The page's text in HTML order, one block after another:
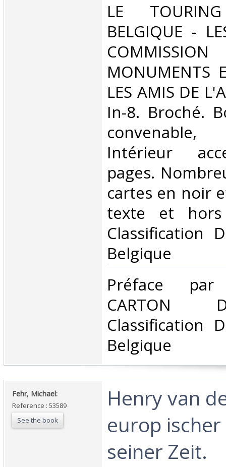
‎LE
BELGIQUE -
MONUMENTS
LES AMIS DE
In-8. Broché.
Intérieur
pages.
cartes en noir
texte et
Classification
Belgique‎
‎Préface
CARTON
Classification
Belgique‎
‎Fehr, Michael:‎
Reference : 53589
See the book
‎Henry van
europ
seiner Zeit.‎